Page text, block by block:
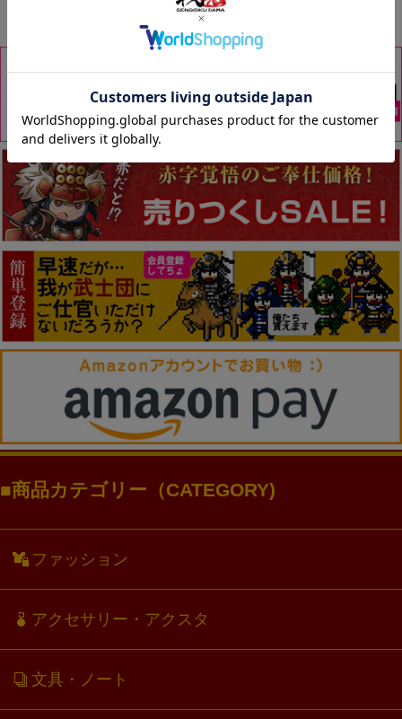
商品カテゴリー（CATEGORY)
ファッション
アクセサリー・アクスタ
文具・ノート